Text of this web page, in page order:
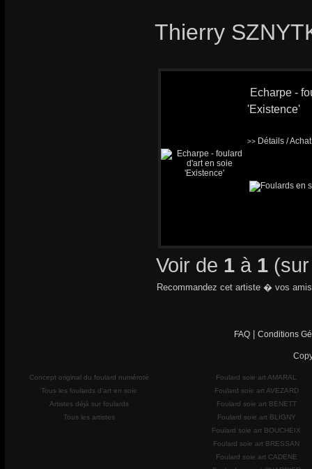
Thierry
Echarpe -
'Existence'
>> Détails /
Voir de 1 à 1
Recommandez cet artiste � vos
FAQ Conditions
Concept original du foulard numéroté
Tous les foulards d'art en soie
Artistes déjà sur foulards
Tous les artistes
Foulard soie art AMARAL
Foulard soie art AVEZARD
Foulard soie art BENETT
Foulard soie art BLIGNY
Foulard soie art BOUCHEIX
Foulard soie art BRESSAN
Foulard soie art CADENE